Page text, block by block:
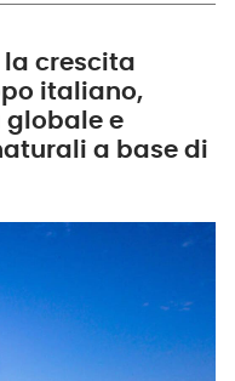
la crescita
italiano,
globale e
a base di